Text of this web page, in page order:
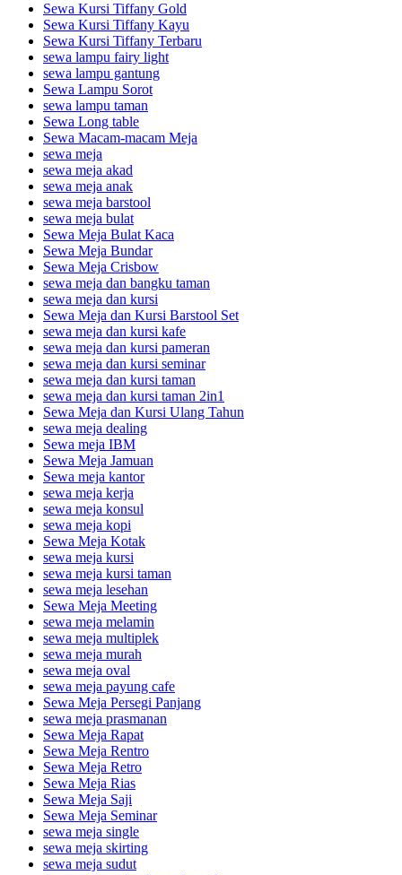
Sewa Kursi Tiffany Gold
Sewa Kursi Tiffany Kayu
Sewa Kursi Tiffany Terbaru
sewa lampu fairy light
sewa lampu gantung
Sewa Lampu Sorot
sewa lampu taman
Sewa Long table
Sewa Macam-macam Meja
sewa meja
sewa meja akad
sewa meja anak
sewa meja barstool
sewa meja bulat
Sewa Meja Bulat Kaca
Sewa Meja Bundar
Sewa Meja Crisbow
sewa meja dan bangku taman
sewa meja dan kursi
Sewa Meja dan Kursi Barstool Set
sewa meja dan kursi kafe
sewa meja dan kursi pameran
sewa meja dan kursi seminar
sewa meja dan kursi taman
sewa meja dan kursi taman 2in1
Sewa Meja dan Kursi Ulang Tahun
sewa meja dealing
Sewa meja IBM
Sewa Meja Jamuan
Sewa meja kantor
sewa meja kerja
sewa meja konsul
sewa meja kopi
Sewa Meja Kotak
sewa meja kursi
sewa meja kursi taman
sewa meja lesehan
Sewa Meja Meeting
sewa meja melamin
sewa meja multiplek
sewa meja murah
sewa meja oval
sewa meja payung cafe
Sewa Meja Persegi Panjang
sewa meja prasmanan
Sewa Meja Rapat
Sewa Meja Rentro
Sewa Meja Retro
Sewa Meja Rias
Sewa Meja Saji
Sewa Meja Seminar
sewa meja single
sewa meja skirting
sewa meja sudut